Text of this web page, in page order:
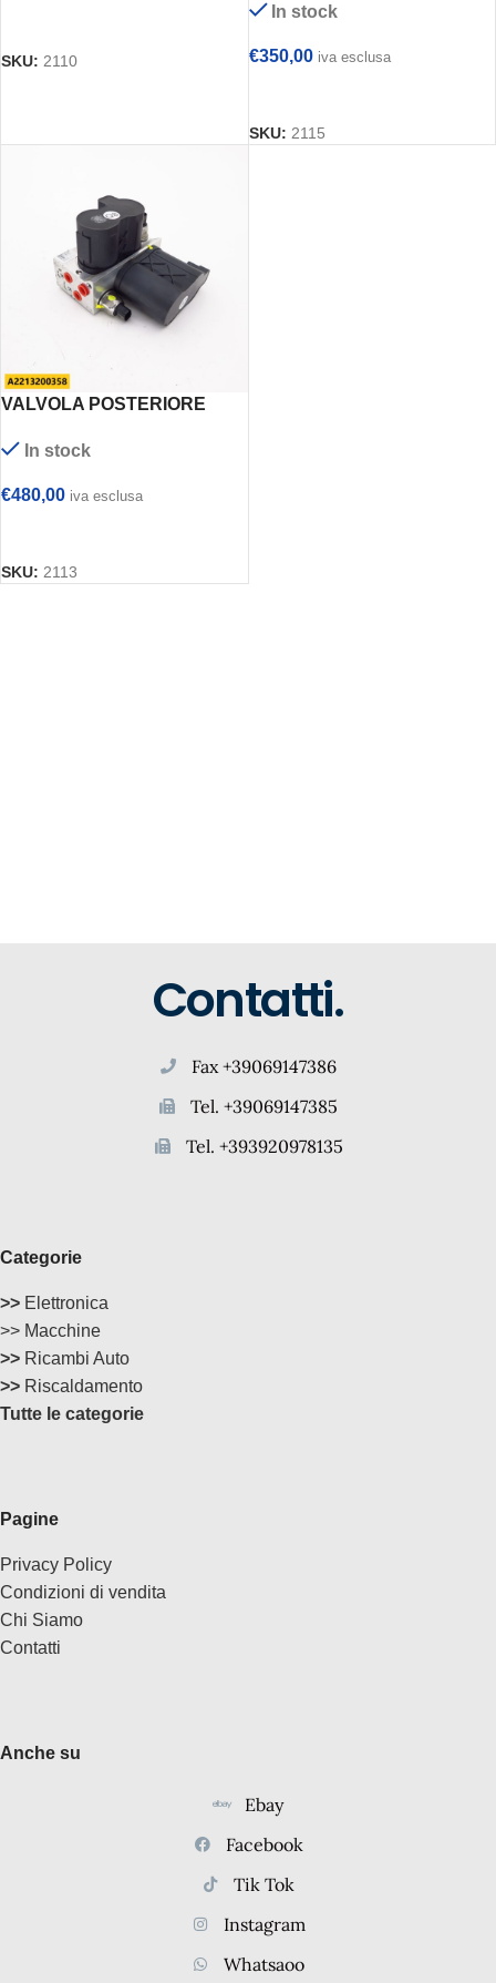
SKU: 2110
In stock
€350,00 iva esclusa
SKU: 2115
VALVOLA POSTERIORE
A2213200358
In stock
€480,00 iva esclusa
SKU: 2113
Contatti.
Fax +39069147386
Tel. +39069147385
Tel. +393920978135
Categorie
>> Elettronica
>> Macchine
>> Ricambi Auto
>> Riscaldamento
Tutte le categorie
Pagine
Privacy Policy
Condizioni di vendita
Chi Siamo
Contatti
Anche su
Ebay
Facebook
Tik Tok
Instagram
Whatsaoo